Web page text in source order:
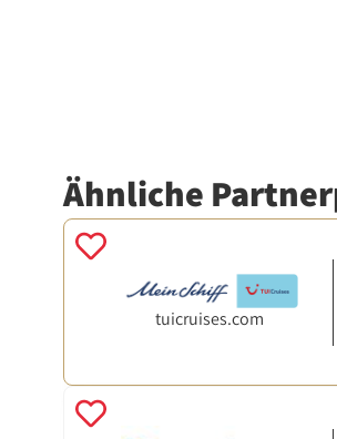
Ähnliche
tuicruises.com